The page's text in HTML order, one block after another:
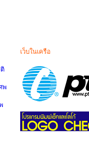
พ
เว็บในเครือ